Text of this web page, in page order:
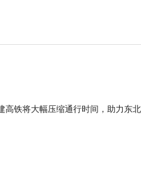
高铁将大幅压缩通行时间，助力东